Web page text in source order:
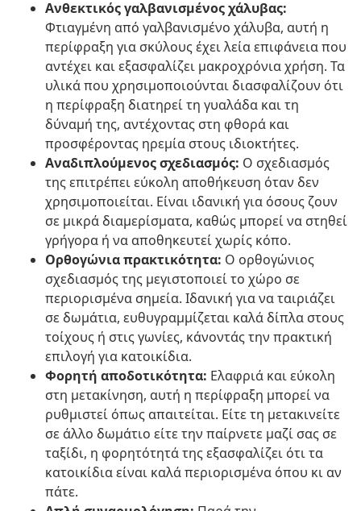
Ανθεκτικός γαλβανισμένος χάλυβας:
Φτιαγμένη από γαλβανισμένο χάλυβα, αυτή η
περίφραξη για σκύλους έχει λεία επιφάνεια που
αντέχει και εξασφαλίζει μακροχρόνια χρήση. Τα
υλικά που χρησιμοποιούνται διασφαλίζουν ότι
η περίφραξη διατηρεί τη γυαλάδα και τη
δύναμή της, αντέχοντας στη φθορά και
προσφέροντας ηρεμία στους ιδιοκτήτες.
Αναδιπλούμενος σχεδιασμός: Ο σχεδιασμός
της επιτρέπει εύκολη αποθήκευση όταν δεν
χρησιμοποιείται. Είναι ιδανική για όσους ζουν
σε μικρά διαμερίσματα, καθώς μπορεί να στηθεί
γρήγορα ή να αποθηκευτεί χωρίς κόπο.
Ορθογώνια πρακτικότητα: Ο ορθογώνιος
σχεδιασμός της μεγιστοποιεί το χώρο σε
περιορισμένα σημεία. Ιδανική για να ταιριάζει
σε δωμάτια, ευθυγραμμίζεται καλά δίπλα στους
τοίχους ή στις γωνίες, κάνοντάς την πρακτική
επιλογή για κατοικίδια.
Φορητή αποδοτικότητα: Ελαφριά και εύκολη
στη μετακίνηση, αυτή η περίφραξη μπορεί να
ρυθμιστεί όπως απαιτείται. Είτε τη μετακινείτε
σε άλλο δωμάτιο είτε την παίρνετε μαζί σας σε
ταξίδι, η φορητότητά της εξασφαλίζει ότι τα
κατοικίδια είναι καλά περιορισμένα όπου κι αν
πάτε.